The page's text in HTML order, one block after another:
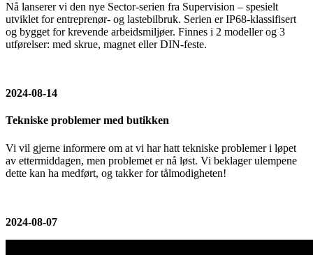
Nå lanserer vi den nye Sector-serien fra Supervision – spesielt
utviklet for entreprenør- og lastebilbruk. Serien er IP68-klassifisert
og bygget for krevende arbeidsmiljøer. Finnes i 2 modeller og 3
utførelser: med skrue, magnet eller DIN-feste.
2024-08-14
Tekniske problemer med butikken
Vi vil gjerne informere om at vi har hatt tekniske problemer i løpet
av ettermiddagen, men problemet er nå løst. Vi beklager ulempene
dette kan ha medført, og takker for tålmodigheten!
2024-08-07